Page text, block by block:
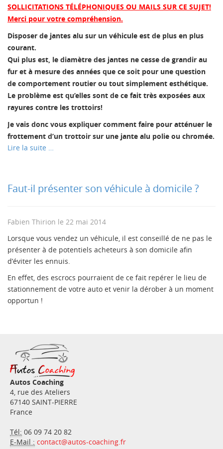
SOLLICITATIONS TÉLÉPHONIQUES OU MAILS SUR CE SUJET!
Merci pour votre compréhension.
Disposer de jantes alu sur un véhicule est de plus en plus
courant.
Qui plus est, le diamètre des jantes ne cesse de grandir au
fur et à mesure des années que ce soit pour une question
de comportement routier ou tout simplement esthétique.
Le problème est qu’elles sont de ce fait très exposées aux
rayures contre les trottoirs!
Je vais donc vous expliquer comment faire pour atténuer le
frottement d’un trottoir sur une jante alu polie ou chromée.
Lire la suite …
Faut-il présenter son véhicule à domicile ?
Fabien Thirion le 22 mai 2014
Lorsque vous vendez un véhicule, il est conseillé de ne pas le
présenter à de potentiels acheteurs à son domicile afin
d’éviter les ennuis.
En effet, des escrocs pourraient de ce fait repérer le lieu de
stationnement de votre auto et venir la dérober à un moment
opportun !
Autos Coaching
4, rue des Ateliers
67140 SAINT-PIERRE
France
Tél: 06 09 74 20 82
E-Mail : contact@autos-coaching.fr